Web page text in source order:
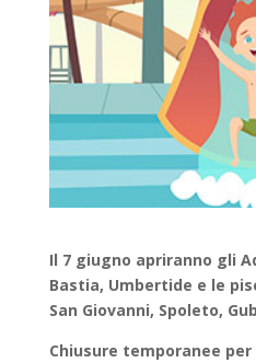
Il 7 giugno apriranno gli
Bastia, Umbertide e le
San Giovanni, Spoleto,
Chiusure temporanee